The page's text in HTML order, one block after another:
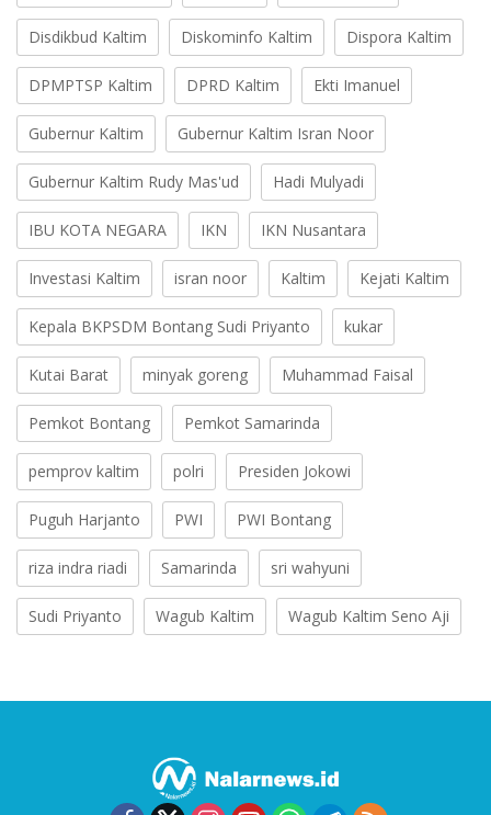
Disdikbud Kaltim Diskominfo Kaltim Dispora Kaltim
DPMPTSP Kaltim DPRD Kaltim Ekti Imanuel
Gubernur Kaltim Gubernur Kaltim Isran Noor
Gubernur Kaltim Rudy Mas'ud Hadi Mulyadi
IBU KOTA NEGARA IKN IKN Nusantara
Investasi Kaltim isran noor Kaltim Kejati Kaltim
Kepala BKPSDM Bontang Sudi Priyanto kukar
Kutai Barat minyak goreng Muhammad Faisal
Pemkot Bontang Pemkot Samarinda
pemprov kaltim polri Presiden Jokowi
Puguh Harjanto PWI PWI Bontang
riza indra riadi Samarinda sri wahyuni
Sudi Priyanto Wagub Kaltim Wagub Kaltim Seno Aji